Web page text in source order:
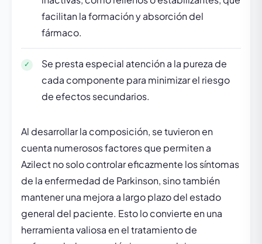
facilitan la formación y absorción del
fármaco.
Se presta especial atención a la pureza de
cada componente para minimizar el riesgo
de efectos secundarios.
Al desarrollar la composición, se tuvieron en
cuenta numerosos factores que permiten a
Azilect no solo controlar eficazmente los síntomas
de la enfermedad de Parkinson, sino también
mantener una mejora a largo plazo del estado
general del paciente. Esto lo convierte en una
herramienta valiosa en el tratamiento de